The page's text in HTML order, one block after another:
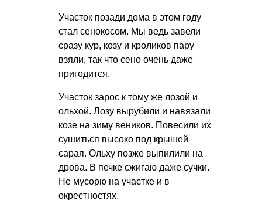
Участок позади дома в этом году
стал сенокосом. Мы ведь завели
сразу кур, козу и кроликов пару
взяли, так что сено очень даже
пригодится.
Участок зарос к тому же лозой и
ольхой. Лозу вырубили и навязали
козе на зиму веников. Повесили их
сушиться высоко под крышей
сарая. Ольху позже выпилили на
дрова. В печке сжигаю даже сучки.
Не мусорю на участке и в
окрестностях.